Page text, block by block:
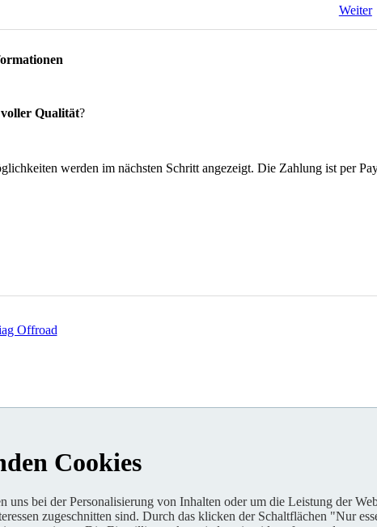
Weiter
voller Qualität?
werden im nächsten Schritt angezeigt. Die Zahlung ist per
Cookies
bei der Personalisierung von Inhalten oder um die Leistung der
zugeschnitten sind. Durch das klicken der Schaltflächen "Nur